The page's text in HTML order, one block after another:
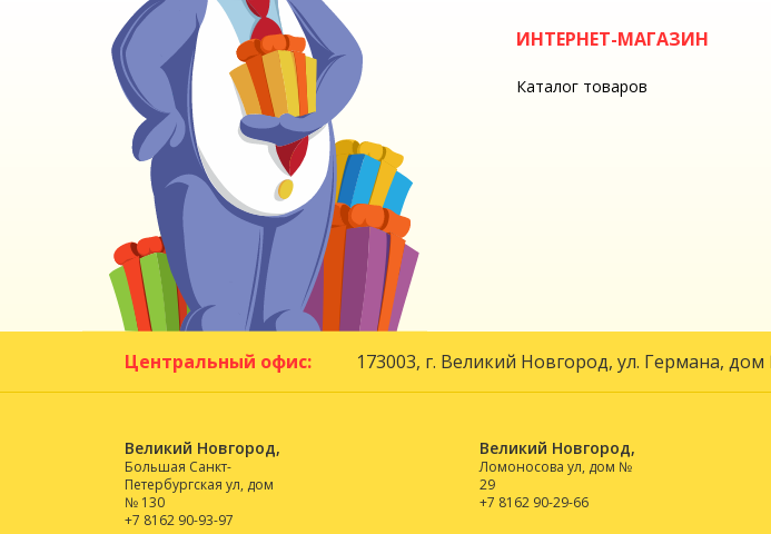
ИНТЕРНЕТ-МАГАЗИН
Каталог товаров
Центральный офис: 173003, г. Великий Новгород, ул. Германа,
Великий Новгород,
Большая Санкт-
Петербургская ул, дом
№ 130
+7 8162 90-93-97
Великий Новгород,
Ломоносова ул, дом №
29
+7 8162 90-29-66